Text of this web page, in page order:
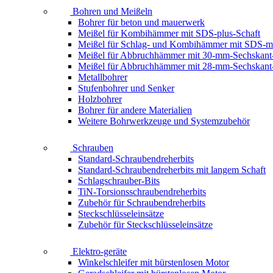
Bohren und Meißeln
Bohrer für beton und mauerwerk
Meißel für Kombihämmer mit SDS-plus-Schaft
Meißel für Schlag- und Kombihämmer mit SDS-
Meißel für Abbruchhämmer mit 30-mm-
Meißel für Abbruchhämmer mit 28-mm-
Metallbohrer
Stufenbohrer und Senker
Holzbohrer
Bohrer für andere Materialien
Weitere Bohrwerkzeuge und Systemzubehör
Schrauben
Standard-Schraubendreherbits
Standard-Schraubendreherbits mit langem Schaft
Schlagschrauber-Bits
TiN-Torsionsschraubendreherbits
Zubehör für Schraubendreherbits
Steckschlüsseleinsätze
Zubehör für Steckschlüsseleinsätze
Elektro-geräte
Winkelschleifer mit bürstenlosen Motor